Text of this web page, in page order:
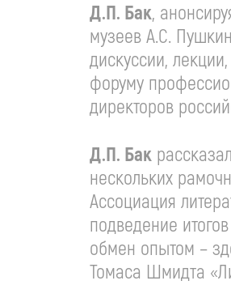
Д.П. Бак,
музеев А.С.
дискуссии,
форуму
директоров
Д.П. Бак
нескольких
Ассоциация
подведение
обмен опытом –
Томаса Шмидта